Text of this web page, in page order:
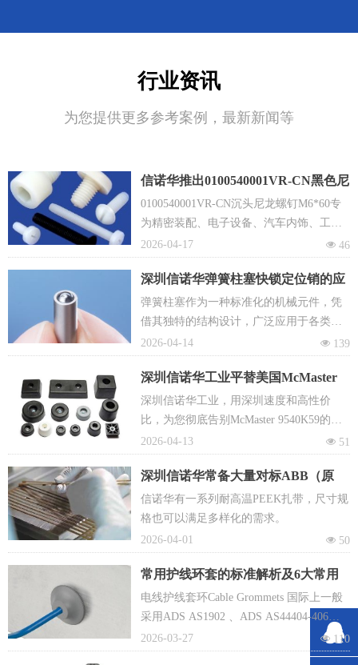
行业资讯
为您提供更多参考案例，最新新闻等
信诺华推出0100540001VR-CN黑色尼
龙6/6平头尼龙螺钉新模具
0100540001VR-CN沉头尼龙螺钉M6*60专
为精密装配、电子设备、汽车内饰、工业
机械等对耐腐蚀、绝缘性要求高的场景而
生。
넶 46
2026-04-17
深圳信诺华弹簧柱塞快锁定位销的应
用场景动画示意及原理解析
弹簧柱塞作为一种标准化的机械元件，凭
借其独特的结构设计，广泛应用于各类机
械组件中，承担着定位、锁紧、支撑、压
紧及固定等多重功能。
넶 139
2026-04-14
深圳信诺华工业平替美国McMaster
9540K559的橡胶脚垫模具开发成功
深圳信诺华工业，用深圳速度和高性价
比，为您彻底告别McMaster 9540K59的缺
货烦恼！
넶 51
2026-04-13
深圳信诺华常备大量对标ABB（原
Thomas and Betts）的TYPK23M耐
高温PEEK扎带现货
信诺华有一系列耐高温PEEK扎带，尺寸规
格也可以满足多样化的需求。
넶 50
2026-04-01
常用护线环套的标准解析及6大常用
护线环的原材料优劣分析
电线护线套环Cable Grommets 国际上一般
采用ADS AS1902 、ADS AS44404-406、
AN 231 标准
넶 110
2026-03-27 뀩